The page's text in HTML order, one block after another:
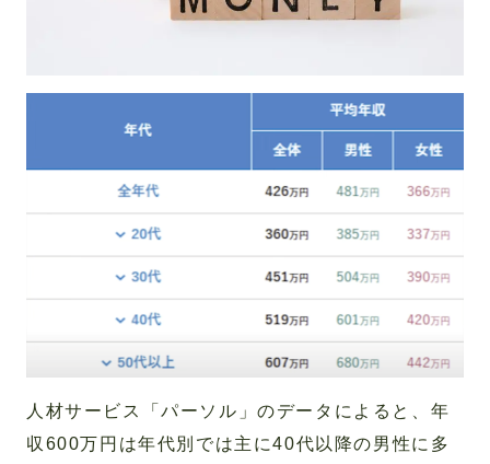
人材サービス「パーソル」のデータによると、年
収600万円は年代別では主に40代以降の男性に多